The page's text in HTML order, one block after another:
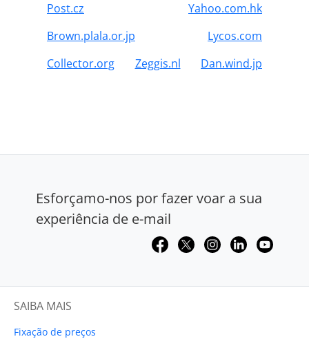
Post.cz
Yahoo.com.hk
Brown.plala.or.jp
Lycos.com
Collector.org
Zeggis.nl Dan.wind.jp
Esforçamo-nos por fazer voar a sua
experiência de e-mail
SAIBA MAIS
Fixação de preços